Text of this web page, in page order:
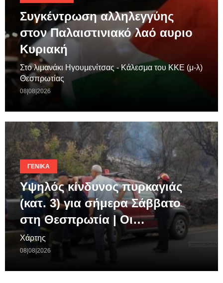
Συγκέντρωση αλληλεγγύης
στον Παλαιστινιακό λαό αυριο
Κυριακή
Στο λιμανάκι Ηγουμενίτσας - Κάλεσμα του ΚΚΕ (μ-λ)
Θεσπρωτίας
08|08|2026
ΓΕΝΙΚΆ
Υψηλός κίνδυνος πυρκαγιάς
(κατ. 3) για σήμερα Σάββατο
στη Θεσπρωτία | Οι…
Χάρτης
08|08|2026